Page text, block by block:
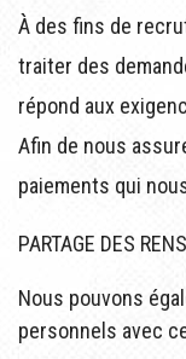
À des fins de
traiter des
répond aux
Afin de nous
paiements qui
PARTAGE DES
Nous pouvons
personnels avec